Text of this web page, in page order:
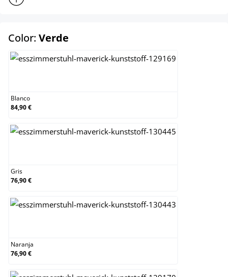
Color: Verde
Blanco
84,90 €
Gris
76,90 €
Naranja
76,90 €